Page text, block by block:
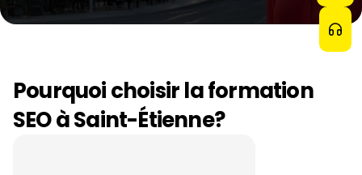
Pourquoi choisir la formation
SEO à Saint-Étienne?